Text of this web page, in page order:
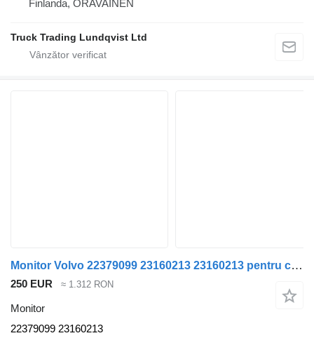
Finlanda, ORAVAINEN
Truck Trading Lundqvist Ltd
Monitor Volvo 22379099 23160213 23160213 pentru camion Volvo FH4
250 EUR ≈ 1.312 RON
Monitor
22379099 23160213